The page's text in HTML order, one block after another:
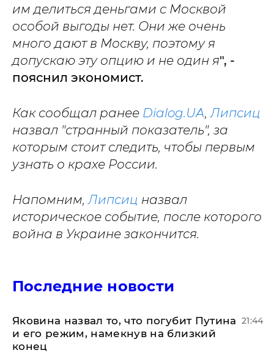
им делиться деньгами с Москвой
особой выгоды нет. Они же очень
много дают в Москву, поэтому я
допускаю эту опцию и не один я", -
пояснил экономист.
Как сообщал ранее Dialog.UA,Липсиц
назвал "странный показатель", за
которым стоит следить, чтобы первым
узнать о крахе России.
Напомним,Липсиц назвал
историческое событие, после которого
война в Украине закончится.
Последние новости
Яковина назвал то, что погубит Путина
и его режим, намекнув на близкий
конец
21:44